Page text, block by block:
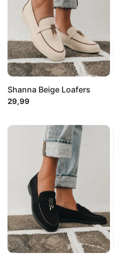
Shanna Beige Loafers
29,99